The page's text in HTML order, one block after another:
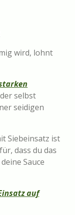
wird, lohnt
der selbst
seidigen
Siebeinsatz ist
dass du das
Sauce
auf